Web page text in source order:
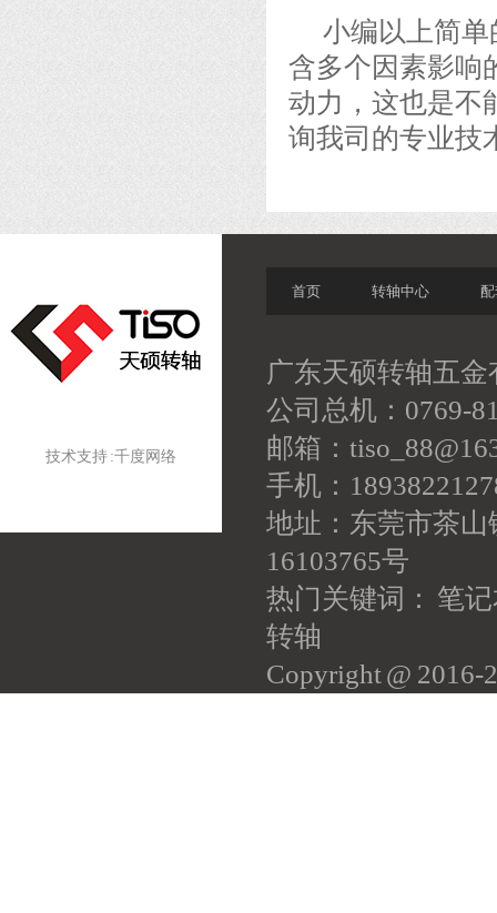
小编以上简单
含多个因素影响
动力，这也是不
询我司的专业技
技术支持 :千度网络
首页 转轴中心
广东天硕转轴五
公司总机：0769-
邮箱：
手机：
地址：东莞市茶
16103765号
热门关键词： 笔
转轴
Copyright @